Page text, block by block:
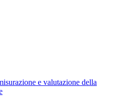
e valutazione della